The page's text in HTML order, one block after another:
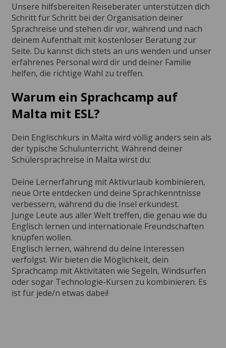
Unsere hilfsbereiten Reiseberater unterstützen dich
Schritt für Schritt bei der Organisation deiner
Sprachreise und stehen dir vor, während und nach
deinem Aufenthalt mit kostenloser Beratung zur
Seite. Du kannst dich stets an uns wenden und unser
erfahrenes Personal wird dir und deiner Familie
helfen, die richtige Wahl zu treffen.
Warum ein Sprachcamp auf
Malta mit ESL?
Dein Englischkurs in Malta wird völlig anders sein als
der typische Schulunterricht. Während deiner
Schülersprachreise in Malta wirst du:
Deine Lernerfahrung mit Aktivurlaub kombinieren,
neue Orte entdecken und deine Sprachkenntnisse
verbessern, während du die Insel erkundest.
Junge Leute aus aller Welt treffen, die genau wie du
Englisch lernen und internationale Freundschaften
knüpfen wollen.
Englisch lernen, während du deine Interessen
verfolgst. Wir bieten die Möglichkeit, dein
Sprachcamp mit Aktivitäten wie Segeln, Windsurfen
oder sogar Technologie-Kursen zu kombinieren. Es
ist für jede/n etwas dabei!